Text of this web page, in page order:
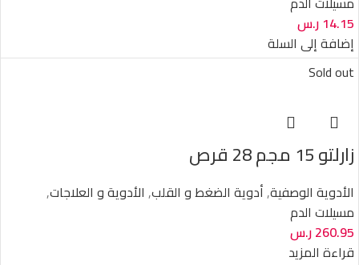
14.15 ر.س
إضافة إلى السلة
Sold out
زارلتو 15 مجم 28 قرص
الأدوية الوصفية,أدوية الضغط و القلب, الأدوية و العلاجات,
مسيلات الدم
260.95ر.س
قراءة المزيد